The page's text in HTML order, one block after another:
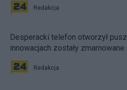
Redakcja
Desperacki telefon otworzył
innowacjach zostały
Redakcja